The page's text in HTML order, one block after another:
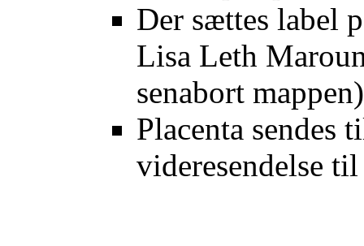
Der sættes label
Lisa Leth
senabort
Placenta sendes
videresendelse